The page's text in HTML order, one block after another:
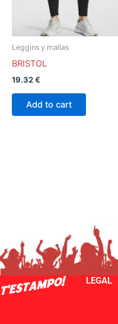
Leggins y mallas
BRISTOL
19.32€
Add to cart
opciones
se
página
de
LEGAL